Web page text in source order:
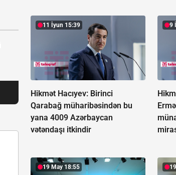
11 İyun 15:39
Hikmət Hacıyev: Birinci
Qarabağ müharibəsindən bu
yana 4009 Azərbaycan
vətəndaşı itkindir
9
19 May 18:55